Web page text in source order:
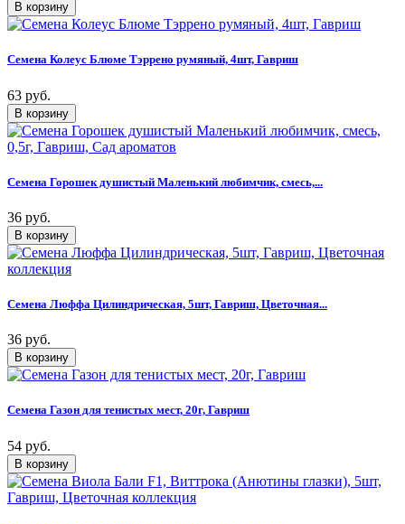
Семена Колеус Блюме Тэррено румяный, 4шт, Гавриш
63 руб.
Семена Горошек душистый Маленький любимчик, смесь,...
36 руб.
Семена Люффа Цилиндрическая, 5шт, Гавриш, Цветочная...
36 руб.
Семена Газон для тенистых мест, 20г, Гавриш
54 руб.